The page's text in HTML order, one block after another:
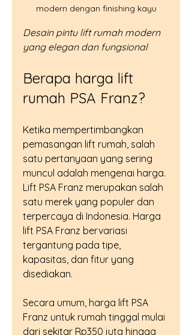
modern dengan finishing kayu
Desain pintu lift rumah modern
yang elegan dan fungsional
Berapa harga lift
rumah PSA Franz?
Ketika mempertimbangkan
pemasangan lift rumah, salah
satu pertanyaan yang sering
muncul adalah mengenai harga.
Lift PSA Franz merupakan salah
satu merek yang populer dan
terpercaya di Indonesia. Harga
lift PSA Franz bervariasi
tergantung pada tipe,
kapasitas, dan fitur yang
disediakan.
Secara umum, harga lift PSA
Franz untuk rumah tinggal mulai
dari sekitar Rp350 juta hingga